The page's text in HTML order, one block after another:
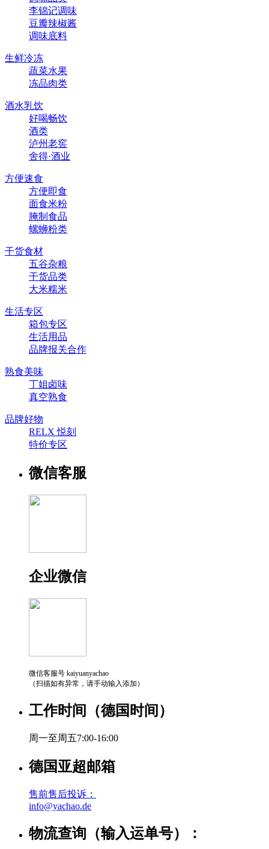
李锦记调味
豆瓣辣椒酱
调味底料
生鲜冷冻
蔬菜水果
冻品肉类
酒水乳饮
好喝畅饮
酒类
泸州老窖
舍得·酒业
方便速食
方便即食
面食米粉
腌制食品
螺蛳粉类
干货食材
五谷杂粮
干货品类
大米糯米
生活专区
箱包专区
生活用品
品牌报关合作
熟食美味
丁姐卤味
真空熟食
品牌好物
RELX 悦刻
特价专区
微信客服
企业微信
微信客服号 kaiyuanyachao
（扫描如有异常，请手动输入添加）
工作时间（德国时间）
周一至周五7:00-16:00
德国亚超邮箱
售前售后投诉：
info@yachao.de
物流查询（输入运单号）：